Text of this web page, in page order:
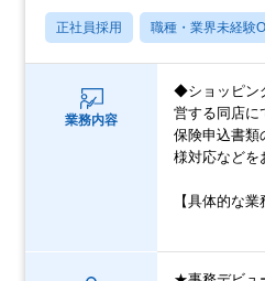
正社員採用 職種・業界未経験
業務内容
◆ショッピン
営する同店に
保険申込書類
様対応などを
【具体的な業